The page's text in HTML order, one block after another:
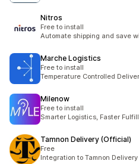
Nitros
Free to install
Automate shipping and save
Marche Logistics
Free to install
Temperature Controlled
Milenow
Free to install
Smarter Logistics, Faster
Tamnon Delivery (Official)
Free
Integration to Tamnon